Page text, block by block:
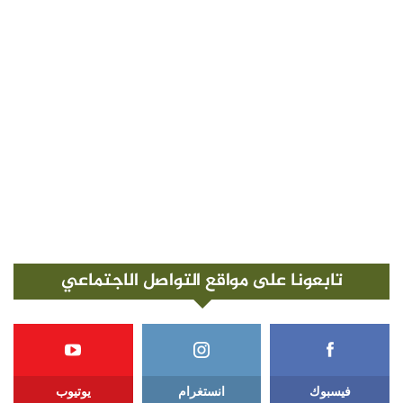
تابعونا على مواقع التواصل الاجتماعي
فيسبوك انستغرام يوتيوب